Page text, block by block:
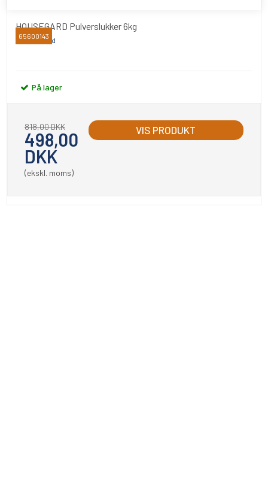
HOUSEGARD Pulverslukker 6kg
Housegaard
65600143
På lager
818,00 DKK
498,00
DKK
(ekskl. moms)
VIS PRODUKT